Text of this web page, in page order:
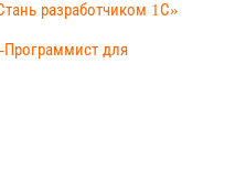
разработчиком 1С»
Программист для